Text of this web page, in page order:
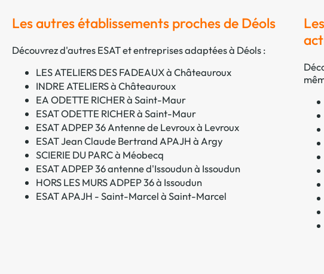
Les autres établissements proches de Déols
Découvrez d'autres ESAT et entreprises adaptées à Déols :
LES ATELIERS DES FADEAUX à Châteauroux
INDRE ATELIERS à Châteauroux
EA ODETTE RICHER à Saint-Maur
ESAT ODETTE RICHER à Saint-Maur
ESAT ADPEP 36 Antenne de Levroux à Levroux
ESAT Jean Claude Bertrand APAJH à Argy
SCIERIE DU PARC à Méobecq
ESAT ADPEP 36 antenne d'Issoudun à Issoudun
HORS LES MURS ADPEP 36 à Issoudun
ESAT APAJH - Saint-Marcel à Saint-Marcel